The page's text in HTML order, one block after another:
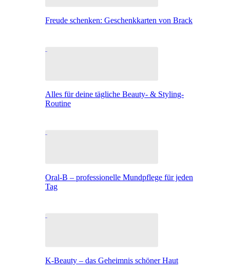
Freude schenken: Geschenkkarten von Brack
Alles für deine tägliche Beauty- & Styling-
Routine
Oral-B – professionelle Mundpflege für jeden
Tag
K-Beauty – das Geheimnis schöner Haut